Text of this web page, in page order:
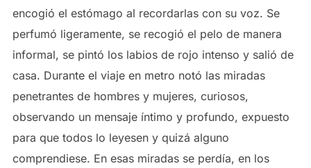
encogió el estómago al recordarlas con su voz. Se
perfumó ligeramente, se recogió el pelo de manera
informal, se pintó los labios de rojo intenso y salió de
casa. Durante el viaje en metro notó las miradas
penetrantes de hombres y mujeres, curiosos,
observando un mensaje íntimo y profundo, expuesto
para que todos lo leyesen y quizá alguno
comprendiese. En esas miradas se perdía, en los